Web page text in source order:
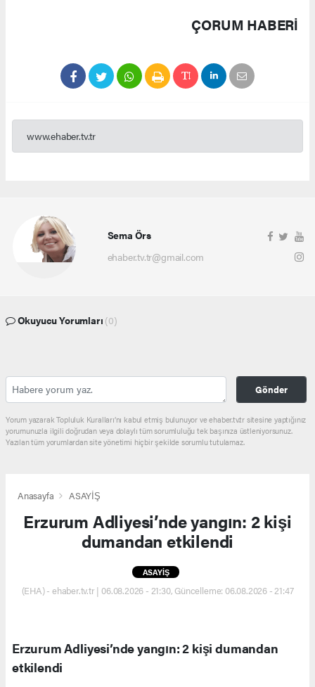
ÇORUM HABERİ
www.ehaber.tv.tr
Sema Örs
ehaber.tv.tr@gmail.com
Okuyucu Yorumları (0)
Gönder
Yorum yazarak Topluluk Kuralları’nı kabul etmiş bulunuyor ve ehaber.tv.tr sitesine yaptığınız
yorumunuzla ilgili doğrudan veya dolaylı tüm sorumluluğu tek başınıza üstleniyorsunuz.
Yazılan tüm yorumlardan site yönetimi hiçbir şekilde sorumlu tutulamaz.
Anasayfa ASAYİŞ
Erzurum Adliyesi’nde yangın: 2 kişi
dumandan etkilendi
ASAYİŞ
(EHA) - ehaber.tv.tr | 06.08.2026 - 21:30, Güncelleme: 06.08.2026 - 21:47
Erzurum Adliyesi’nde yangın: 2 kişi dumandan
etkilendi